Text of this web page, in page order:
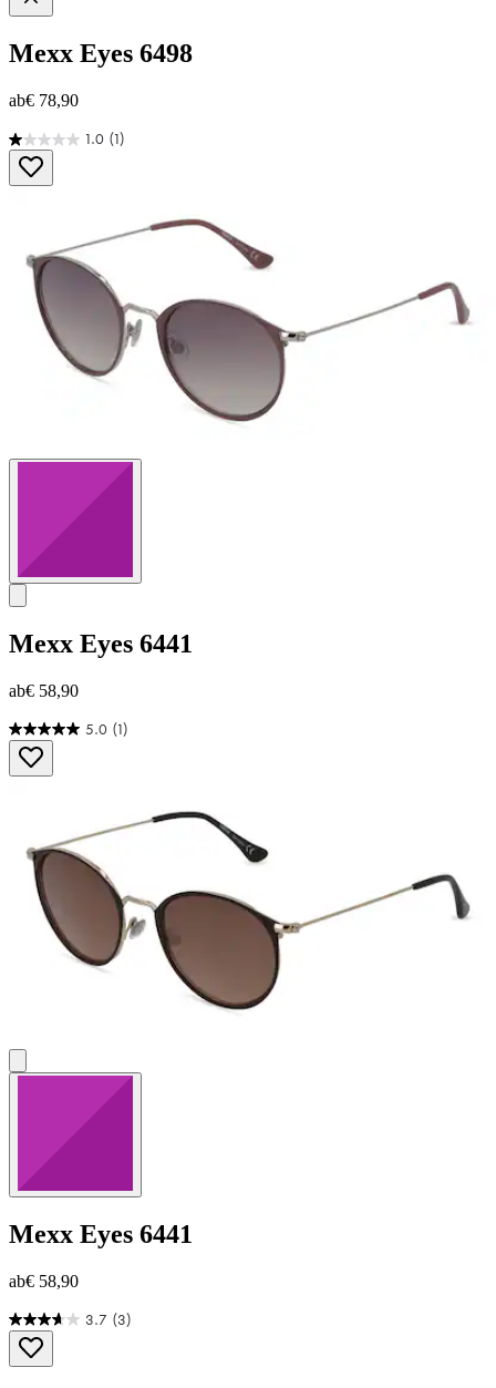
Mexx Eyes 6498
ab€ 78,90
1.0 (1)
1.0
von
5
Bewertung
Mexx Eyes 6441
ab€ 58,90
5.0 (1)
5.0
von
5
Bewertung
Mexx Eyes 6441
ab€ 58,90
3.7 (3)
3.7
von
5